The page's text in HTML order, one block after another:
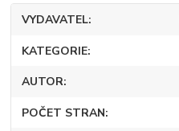
VYDAVATEL
KATEGORIE
AUTOR
POČET STRAN